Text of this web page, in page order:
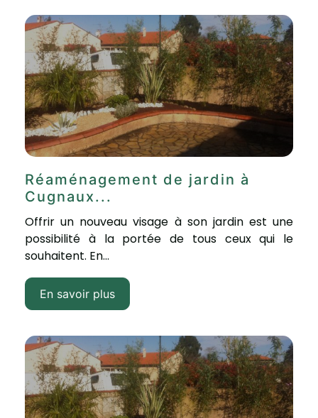
Réaménagement de jardin à
Cugnaux...
Offrir un nouveau visage à son jardin est une
possibilité à la portée de tous ceux qui le
souhaitent. En...
En savoir plus